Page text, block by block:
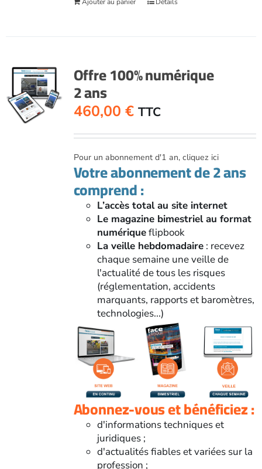
Offre 100% numérique
2 ans
460,00 € TTC
Pour un abonnement d'1 an, cliquez ici
Votre abonnement de 2 ans
comprend :
L’accès total au site internet
Le magazine bimestriel au format
numériqueflipbook
La veille hebdomadaire: recevez
chaque semaine une veille de
l'actualité de tous les risques
(réglementation, accidents
marquants, rapports et baromètres,
technologies...)
Abonnez-vous et bénéficiez :
d'informations techniques et
juridiques ;
d'actualités fiables et variées sur la
profession ;